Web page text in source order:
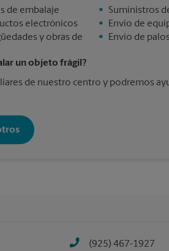
de embalaje
electrónicos
y obras de
•
Suministros
•
Envío de
•
Envío de
un objeto frágil?
de nuestro centro y podremos
(925) 467-1927